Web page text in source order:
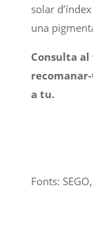
solar
una
Consulta
a tu.
Fonts: